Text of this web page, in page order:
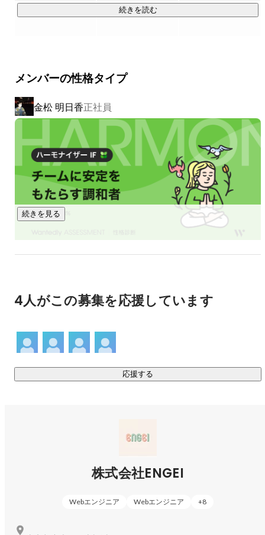
その理念に基づいたクリエイティブを通した認知活動を支援
させていただいております。
②受託開発
コンサルティング事業を通して、HPリニューアルや広告制
作、システム開発をさせていただいております。
エンジニアはもちろん、撮影クルーや広告戦略プランナーな
ど多方面で活躍中のメンバーでチームを編成して、高品質+ク
リエイティブな納品物に好評をいただいております。
③Web開発系SES
- デリバリーサービスのモバイルアプリ開発
- 公営ギャンブルのシステム保守/改修
- モバイルデバイスキッティング
- マーケティング会社での客先媒体管理
などなど
続きを読む
メンバーの性格タイプ
金松 明日香正社員
続きを見る
4人がこの募集を応援しています
応援する
株式会社ENGEI
Webエンジニア Webエンジニア +8